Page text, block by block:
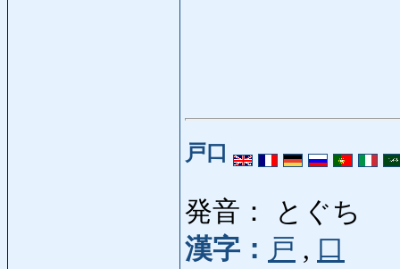
戸口
発音： とぐち
漢字： 戸 , 口